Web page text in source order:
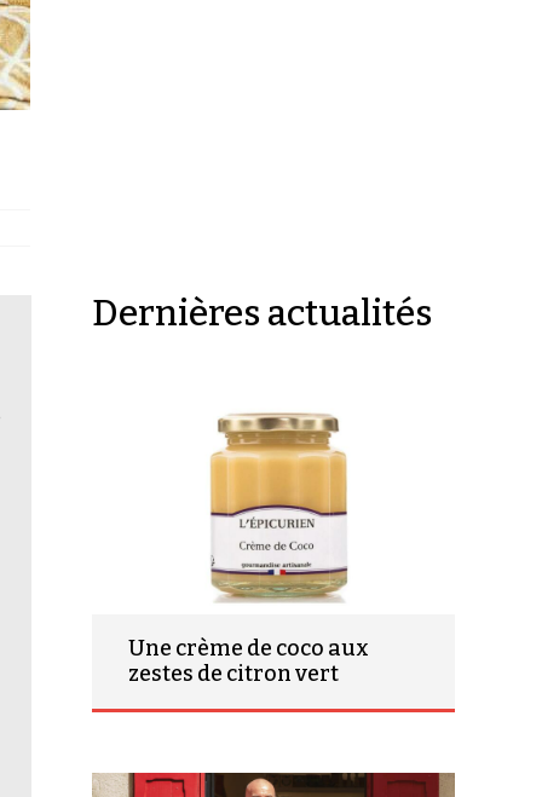
Dernières actualités
Une crème de coco aux
zestes de citron vert